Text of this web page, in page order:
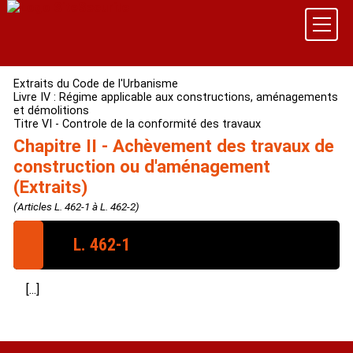
Extraits du Code de l'Urbanisme
Livre IV : Régime applicable aux constructions, aménagements
et démolitions
Titre VI - Controle de la conformité des travaux
Chapitre II - Achèvement des travaux de
construction ou d'aménagement
(Extraits)
(Articles L. 462-1 à L. 462-2)
L. 462-1
A l'achèvement des travaux de construction ou
d'aménagement, une déclaration attestant cet
mairie.
[...]